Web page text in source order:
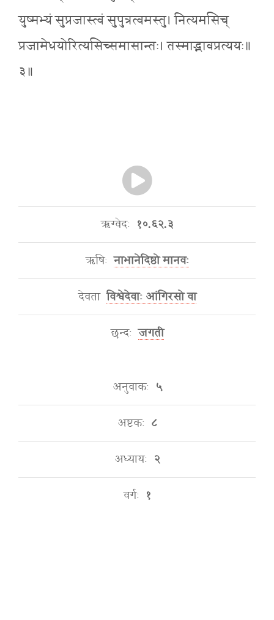
युष्मभ्यं सुप्रजास्त्वं सुपुत्रत्वमस्तु। नित्यमसिच्
प्रजामेधयोरित्यसिच्समासान्तः। तस्माद्भावप्रत्ययः॥
३॥
ऋग्वेदः १०.६२.३
ऋषिः नाभानेदिष्ठो मानवः
देवता विश्वेदेवाः आंगिरसो वा
छन्दः जगती
अनुवाकः ५
अष्टकः ८
अध्यायः २
वर्गः १